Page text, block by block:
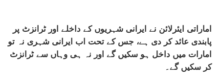
اماراتی ایئرلائن نے ایرانی شہریوں کے داخلے اور ٹرانزٹ پر
پابندی عائد کر دی ہے، جس کے تحت اب ایرانی شہری نہ تو
امارات میں داخل ہو سکیں گے اور نہ ہی وہاں سے ٹرانزٹ
کر سکیں گے۔